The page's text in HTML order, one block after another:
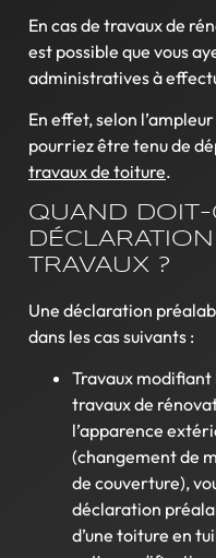
En cas de travaux de
est possible que vous
administratives à
En effet, selon
pourriez être tenu de
travaux de toiture.
QUAND
TRAVAUX ?
Une déclaration
dans les cas suivants :
Travaux modifiant
travaux de
l’apparence
(changement de
de couverture),
déclaration
d’une toiture en